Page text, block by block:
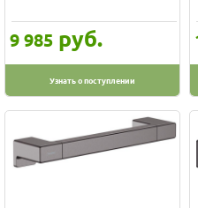
9 985 руб.
Узнать о поступлении